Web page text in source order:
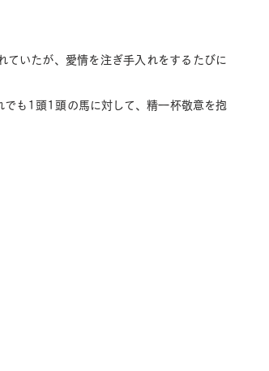
ていたが、愛情を注ぎ手入れをするたびに
でも1頭1頭の馬に対して、精一杯敬意を抱